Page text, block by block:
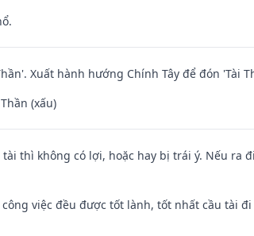
Xuất hành hướng Chính Tây để đón 'Tài
(xấu)
tài thì không có lợi, hoặc hay bị trái ý. Nếu
công việc đều được tốt lành, tốt nhất cầu tài